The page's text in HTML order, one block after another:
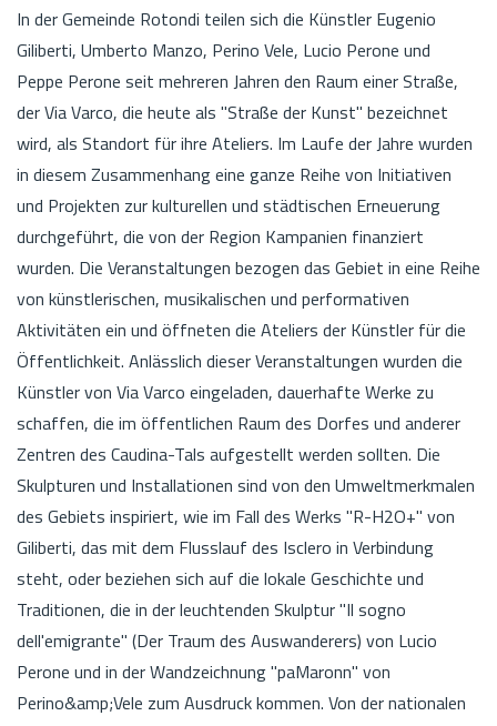
In der Gemeinde Rotondi teilen sich die Künstler Eugenio
Giliberti, Umberto Manzo, Perino Vele, Lucio Perone und
Peppe Perone seit mehreren Jahren den Raum einer Straße,
der Via Varco, die heute als "Straße der Kunst" bezeichnet
wird, als Standort für ihre Ateliers. Im Laufe der Jahre wurden
in diesem Zusammenhang eine ganze Reihe von Initiativen
und Projekten zur kulturellen und städtischen Erneuerung
durchgeführt, die von der Region Kampanien finanziert
wurden. Die Veranstaltungen bezogen das Gebiet in eine Reihe
von künstlerischen, musikalischen und performativen
Aktivitäten ein und öffneten die Ateliers der Künstler für die
Öffentlichkeit. Anlässlich dieser Veranstaltungen wurden die
Künstler von Via Varco eingeladen, dauerhafte Werke zu
schaffen, die im öffentlichen Raum des Dorfes und anderer
Zentren des Caudina-Tals aufgestellt werden sollten. Die
Skulpturen und Installationen sind von den Umweltmerkmalen
des Gebiets inspiriert, wie im Fall des Werks "R-H2O+" von
Giliberti, das mit dem Flusslauf des Isclero in Verbindung
steht, oder beziehen sich auf die lokale Geschichte und
Traditionen, die in der leuchtenden Skulptur "Il sogno
dell'emigrante" (Der Traum des Auswanderers) von Lucio
Perone und in der Wandzeichnung "paMaronn" von
Perino&amp;Vele zum Ausdruck kommen. Von der nationalen